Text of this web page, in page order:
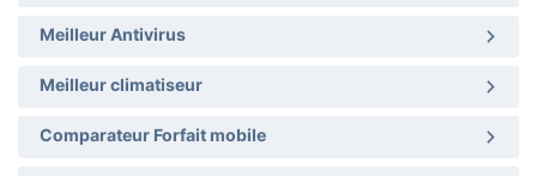
Meilleur Antivirus
Meilleur climatiseur
Comparateur Forfait mobile